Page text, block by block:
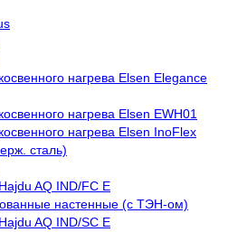
нагрева Elsen Elegance
нагрева Elsen EWH01
нагрева Elsen InoFlex
сталь)
AQ IND/FC E
настенные (с ТЭН-ом)
AQ IND/SC E